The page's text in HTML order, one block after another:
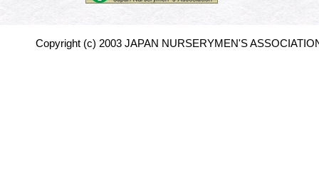
Copyright (c) 2003 JAPAN NURSERYMEN'S